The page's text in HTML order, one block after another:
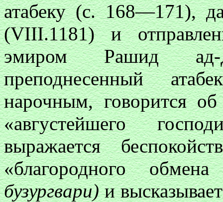
атабеку (с. 168—171),
(VIII.1181) и
эмиром Рашид ад-
преподнесенный
нарочным, говорится
«августейшего
выражается
«благородного
бузургвари)и